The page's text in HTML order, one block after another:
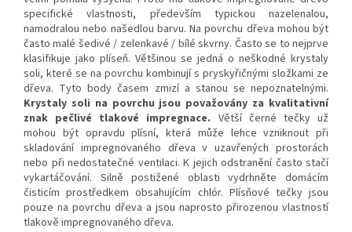
specifické vlastnosti, především typickou nazelenalou,
namodralou nebo našedlou barvu. Na povrchu dřeva mohou být
často malé šedivé / zelenkavé / bílé skvrny. Často se to nejprve
klasifikuje jako plíseň. Většinou se jedná o neškodné krystaly
soli, které se na povrchu kombinují s pryskyřičnými složkami ze
dřeva. Tyto body časem zmizí a stanou se nepoznatelnými.
Krystaly soli na povrchu jsou považovány za kvalitativní
znak pečlivé tlakové impregnace. Větší černé tečky už
mohou být opravdu plísní, která může lehce vzniknout při
skladování impregnovaného dřeva v uzavřených prostorách
nebo při nedostatečné ventilaci. K jejich odstranění často stačí
vykartáčování. Silně postižené oblasti vydrhněte domácím
čisticím prostředkem obsahujícím chlór. Plísňové tečky jsou
pouze na povrchu dřeva a jsou naprosto přirozenou vlastností
tlakově impregnovaného dřeva.